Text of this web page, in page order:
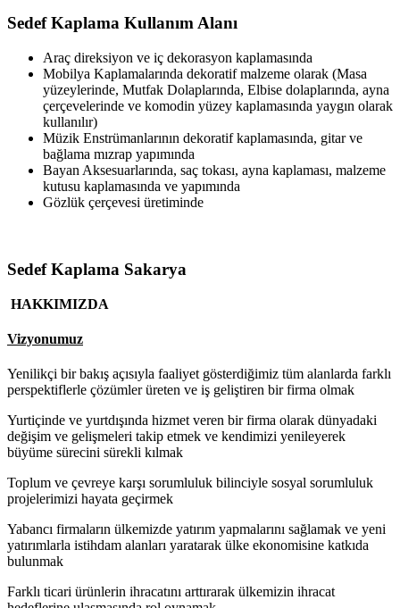
Sedef Kaplama Kullanım Alanı
Araç direksiyon ve iç dekorasyon kaplamasında
Mobilya Kaplamalarında dekoratif malzeme olarak (Masa
yüzeylerinde, Mutfak Dolaplarında, Elbise dolaplarında, ayna
çerçevelerinde ve komodin yüzey kaplamasında yaygın olarak
kullanılır)
Müzik Enstrümanlarının dekoratif kaplamasında, gitar ve
bağlama mızrap yapımında
Bayan Aksesuarlarında, saç tokası, ayna kaplaması, malzeme
kutusu kaplamasında ve yapımında
Gözlük çerçevesi üretiminde
Sedef Kaplama Sakarya
HAKKIMIZDA
Vizyonumuz
Yenilikçi bir bakış açısıyla faaliyet gösterdiğimiz tüm alanlarda farklı
perspektiflerle çözümler üreten ve iş geliştiren bir firma olmak
Yurtiçinde ve yurtdışında hizmet veren bir firma olarak dünyadaki
değişim ve gelişmeleri takip etmek ve kendimizi yenileyerek
büyüme sürecini sürekli kılmak
Toplum ve çevreye karşı sorumluluk bilinciyle sosyal sorumluluk
projelerimizi hayata geçirmek
Yabancı firmaların ülkemizde yatırım yapmalarını sağlamak ve yeni
yatırımlarla istihdam alanları yaratarak ülke ekonomisine katkıda
bulunmak
Farklı ticari ürünlerin ihracatını arttırarak ülkemizin ihracat